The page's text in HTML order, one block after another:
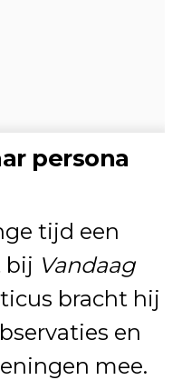
persona
tijd een
bij Vandaag
bracht hij
en
mee.